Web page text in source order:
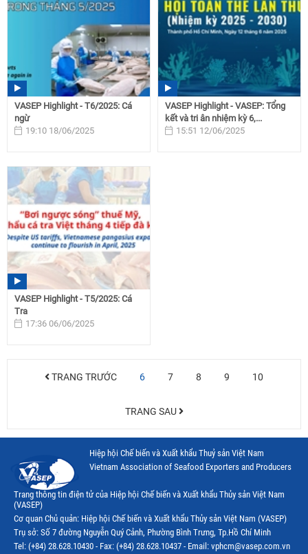
VASEP Highlight - T6/2025: Cá
ngừ
19:10 18/06/2025
VASEP Highlight - VASEP: Tổng
kết và tri ân nhiệm kỳ 6,...
15:51 12/06/2025
VASEP Highlight - T5/2025: Cá
Tra
17:36 06/06/2025
TRANG TRƯỚC 6 7 8 9 10
TRANG SAU
Hiệp hội Chế biến và Xuất khẩu Thuỷ sản Việt Nam
Vietnam Association of Seafood Exporters and Producers
Trang thông tin điện tử của Hiệp hội Chế biến và Xuất khẩu Thủy sản Việt Nam
(VASEP)
Cơ quan Chủ quản: Hiệp hội Chế biến và Xuất khẩu Thủy sản Việt Nam (VASEP)
Trụ sở: Số 7 đường Nguyễn Quý Cảnh, Phường Bình Trưng, Tp.Hồ Chí Minh
Tel: (+84) 28.628.10430 - Fax: (+84) 28.628.10437 - Email: vphcm@vasep.com.vn